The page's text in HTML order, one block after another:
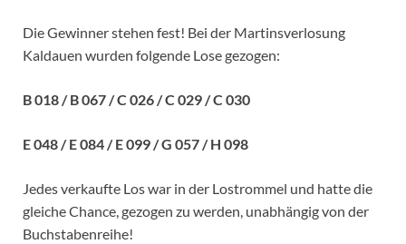
Die Gewinner stehen fest! Bei der Martinsverlosung
Kaldauen wurden folgende Lose gezogen:
B 018 / B 067 / C 026 / C 029 / C 030
E 048 / E 084 / E 099 / G 057 / H 098
Jedes verkaufte Los war in der Lostrommel und hatte die
gleiche Chance, gezogen zu werden, unabhängig von der
Buchstabenreihe!